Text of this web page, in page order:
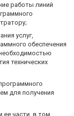
работы линий
услуг,
обеспечения
технических
для получения
ее части, в том